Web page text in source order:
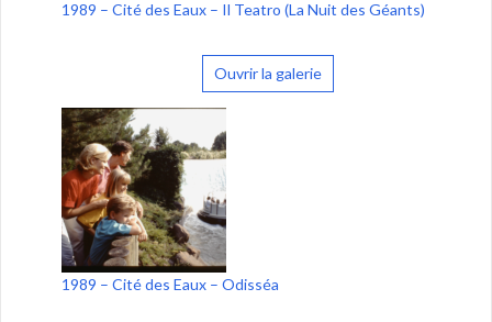
1989 – Cité des Eaux – Il Teatro (La Nuit des Géants)
Ouvrir la galerie
1989 – Cité des Eaux – Odisséa